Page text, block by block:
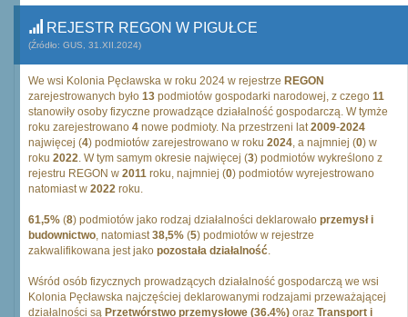
REJESTR REGON W PIGUŁCE
(Źródło: GUS, 31.XII.2024)
We wsi Kolonia Pęcławska w roku 2024 w rejestrze REGON
zarejestrowanych było 13 podmiotów gospodarki narodowej, z czego 11
stanowiły osoby fizyczne prowadzące działalność gospodarczą. W tymże
roku zarejestrowano 4 nowe podmioty. Na przestrzeni lat2009-2024
najwięcej (4) podmiotów zarejestrowano w roku 2024, a najmniej (0) w
roku 2022. W tym samym okresie najwięcej (3) podmiotów wykreślono z
rejestru REGON w 2011 roku, najmniej (0) podmiotów wyrejestrowano
natomiast w 2022 roku.
61,5% (8) podmiotów jako rodzaj działalności deklarowało przemysł i
budownictwo, natomiast38,5% (5) podmiotów w rejestrze
zakwalifikowana jest jako pozostała działalność.
Wśród osób fizycznych prowadzących działalność gospodarczą we wsi
Kolonia Pęcławska najczęściej deklarowanymi rodzajami przeważającej
działalności są Przetwórstwo przemysłowe (36.4%) oraz Transport i